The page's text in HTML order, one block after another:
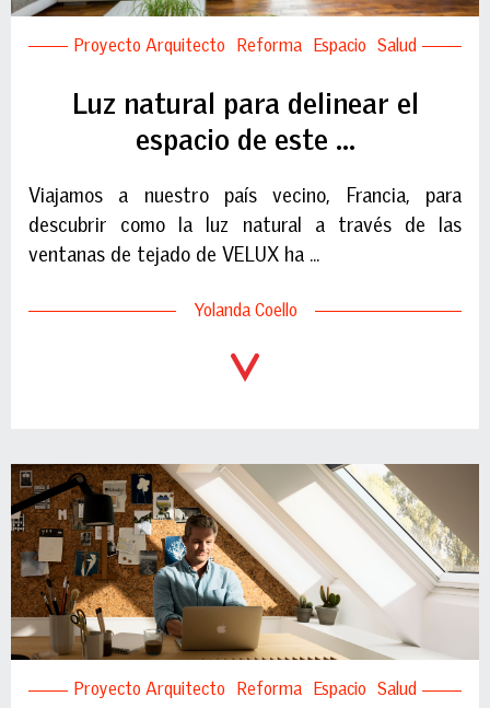
Proyecto Arquitecto Reforma Espacio Salud
Luz natural para delinear el
espacio de este ...
Viajamos a nuestro país vecino, Francia, para
descubrir como la luz natural a través de las
ventanas de tejado de VELUX ha ...
Yolanda Coello
Proyecto Arquitecto Reforma Espacio Salud